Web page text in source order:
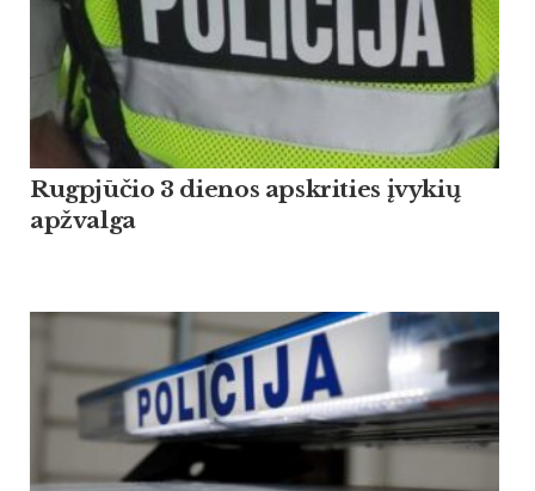
Rugpjūčio 3 dienos apskrities įvykių
apžvalga